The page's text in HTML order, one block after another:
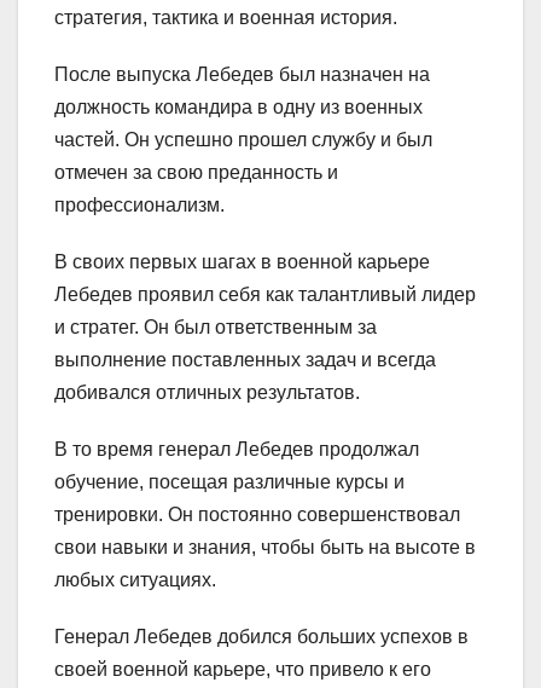
стратегия, тактика и военная история.
После выпуска Лебедев был назначен на
должность командира в одну из военных
частей. Он успешно прошел службу и был
отмечен за свою преданность и
профессионализм.
В своих первых шагах в военной карьере
Лебедев проявил себя как талантливый лидер
и стратег. Он был ответственным за
выполнение поставленных задач и всегда
добивался отличных результатов.
В то время генерал Лебедев продолжал
обучение, посещая различные курсы и
тренировки. Он постоянно совершенствовал
свои навыки и знания, чтобы быть на высоте в
любых ситуациях.
Генерал Лебедев добился больших успехов в
своей военной карьере, что привело к его